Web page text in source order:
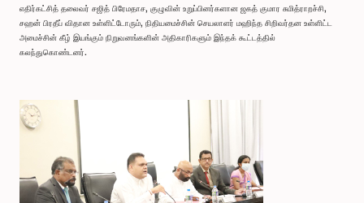
எதிர்கட்சித் தலைவர் சஜித் பிரேமதாச, குழுவின் உறுப்பினர்களான ஜகத் குமார சுமித்ராறச்சி,
சஹன் பிரதீப் விதான உள்ளிட்டோரும், நிதியமைச்சின் செயலாளர் மஹிந்த சிறிவர்தன உள்ளிட்ட
அமைச்சின் கீழ் இயங்கும் நிறுவனங்களின் அதிகாரிகளும் இந்தக் கூட்டத்தில்
கலந்துகொண்டனர்.